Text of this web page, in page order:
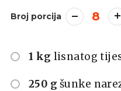
Broj porcija 8
1 kg lisnatog
250 g šunke